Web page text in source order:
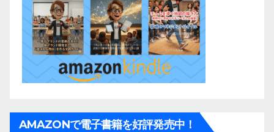
AMAZONで電子書籍を好評発売中！